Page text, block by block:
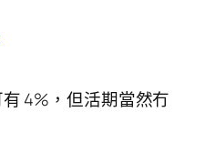
4%，但活期當然冇